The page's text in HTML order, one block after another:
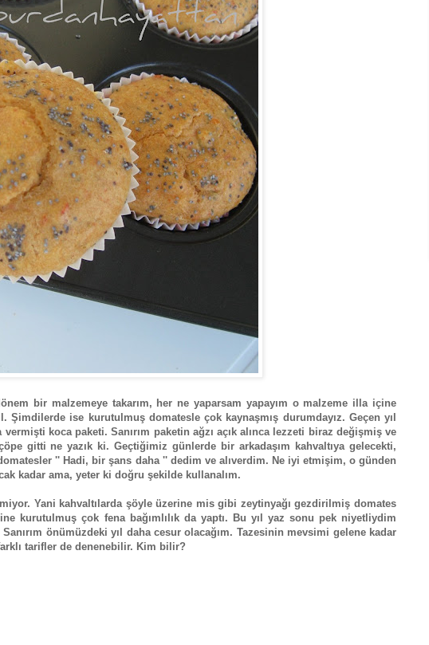
bir malzemeye takarım, her ne yaparsam yapayım o malzeme illa içine
ise kurutulmuş domatesle çok kaynaşmış durumdayız. Geçen yıl
koca paketi. Sanırım paketin ağzı açık alınca lezzeti biraz değişmiş ve
gitti ne yazık ki. Geçtiğimiz günlerde bir arkadaşım kahvaltıya gelecekti,
'' Hadi, bir şans daha '' dedim ve alıverdim. Ne iyi etmişim, o günden
kadar ama, yeter ki doğru şekilde kullanalım.
Yani kahvaltılarda şöyle üzerine mis gibi zeytinyağı gezdirilmiş domates
kurutulmuş çok fena bağımlılık da yaptı. Bu yıl yaz sonu pek niyetliydim
önümüzdeki yıl daha cesur olacağım. Tazesinin mevsimi gelene kadar
tarifler de denenebilir. Kim bilir?